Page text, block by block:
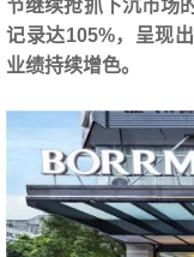
节继续抢抓下沉市场
记录达105%，呈现
业绩持续增色。